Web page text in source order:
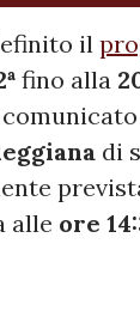
il
fino alla
di
alle ore